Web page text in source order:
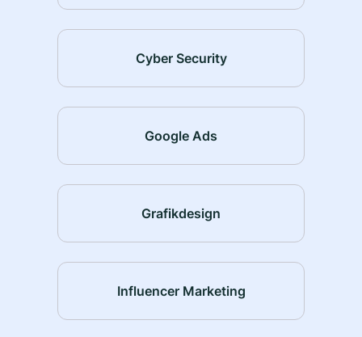
Cyber Security
Google Ads
Grafikdesign
Influencer Marketing